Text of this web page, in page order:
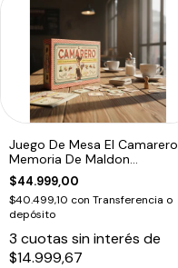
Juego De Mesa El Camarero
Memoria De Maldon
Educando
$44.999,00
$40.499,10 con Transferencia o
depósito
3 cuotas sin interés de
$14.999,67